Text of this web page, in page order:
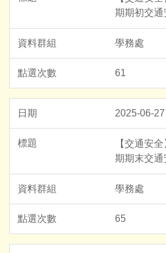
期期初交
學務處
61
2025-06-27
【交通安
期期末交
學務處
65